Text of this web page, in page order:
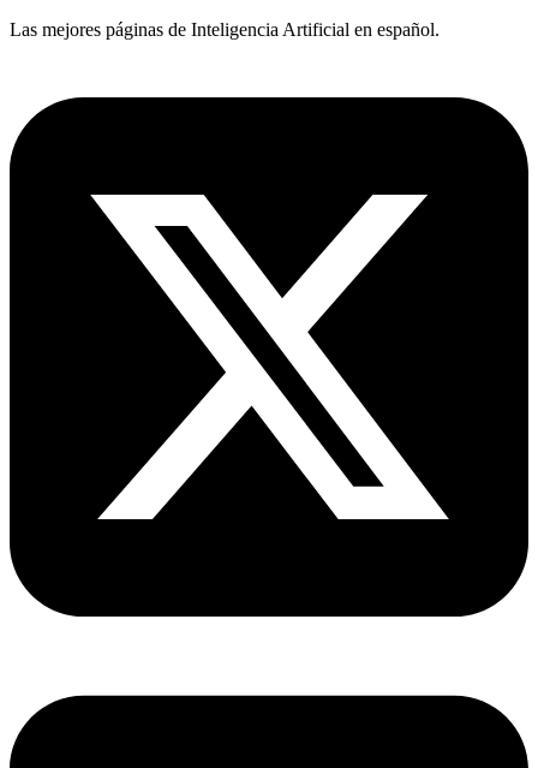
Las mejores páginas de Inteligencia Artificial en español.